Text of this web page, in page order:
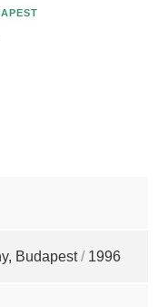
Budapest/ 1996